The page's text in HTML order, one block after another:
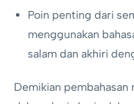
Poin penting dari
menggunakan
salam dan akhiri
Demikian